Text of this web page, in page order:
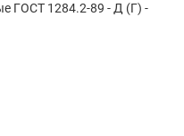
ГОСТ 1284.2-89 - Д (Г) -